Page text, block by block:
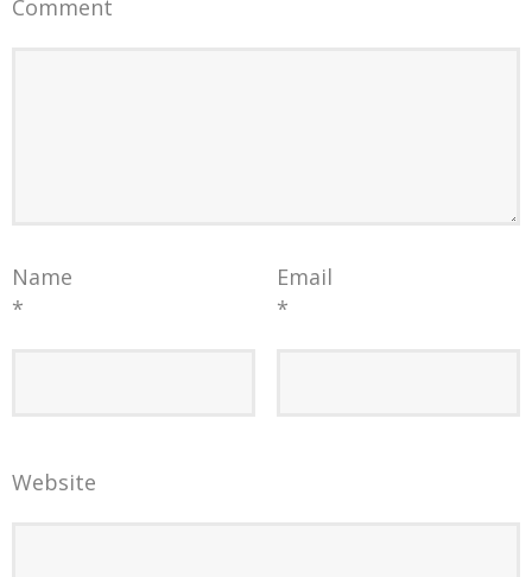
Comment
Name
*
Email
*
Website